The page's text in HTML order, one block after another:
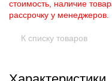
стоимость, наличие
рассрочку у менеджеров.
К списку товаров